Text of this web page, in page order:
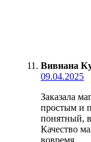
Вивиана
09.04.2025
Заказала
простым и
понятный,
Качество
вовремя.